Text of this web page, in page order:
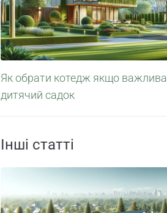
Як обрати котедж якщо
дитячий садок
Інші статті